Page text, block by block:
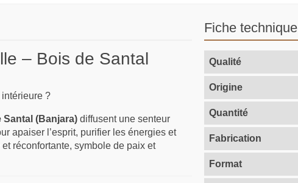
– Bois de Santal
intérieure ?
Santal (Banjara) diffusent une senteur
apaiser l’esprit, purifier les énergies et
réconfortante, symbole de paix et
Fiche technique
Qualité
Origine
Quantité
Fabrication
Format